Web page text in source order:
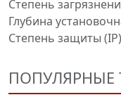
Степень
Глубина
Степень защиты
ПОПУЛЯРНЫЕ